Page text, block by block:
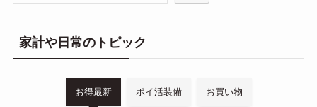
家計や日常のトピック
お得最新 ポイ活装備 お買い物